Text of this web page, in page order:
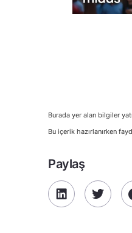
Burada yer alan bilgiler
Bu içerik hazırlanırken
Paylaş